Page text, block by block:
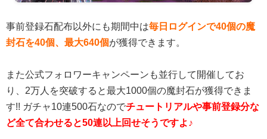
事前登録石配布以外にも期間中は毎日ログインで40個の魔
封石を40個、最大640個が獲得できます。
また公式フォロワーキャンペーンも並行して開催してお
り、2万人を突破すると最大1000個の魔封石が獲得できま
す!! ガチャ10連500石なのでチュートリアルや事前登録分な
ど全て合わせると50連以上回せそうですよ♪